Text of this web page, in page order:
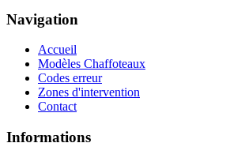
Navigation
Accueil
Modèles Chaffoteaux
Codes erreur
Zones d'intervention
Contact
Informations